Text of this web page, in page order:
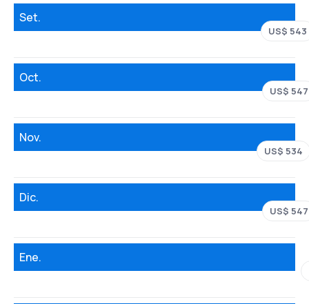
Set.
US$ 543
Oct.
US$ 547
Nov.
US$ 534
Dic.
US$ 547
Ene.